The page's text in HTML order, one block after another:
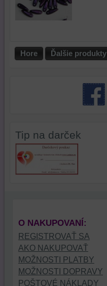
Hore Ďalšie produkty
Tip na darček
O NAKUPOVANÍ:
REGISTROVAŤ SA
AKO NAKUPOVAŤ
MOŽNOSTI PLATBY
MOŽNOSTI DOPRAVY
POŠTOVÉ NÁKLADY